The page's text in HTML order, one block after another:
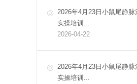
2026年4月23日小鼠尾静脉
实操培训...
2026-04-22
2026年4月23日小鼠尾静脉
实操培训...